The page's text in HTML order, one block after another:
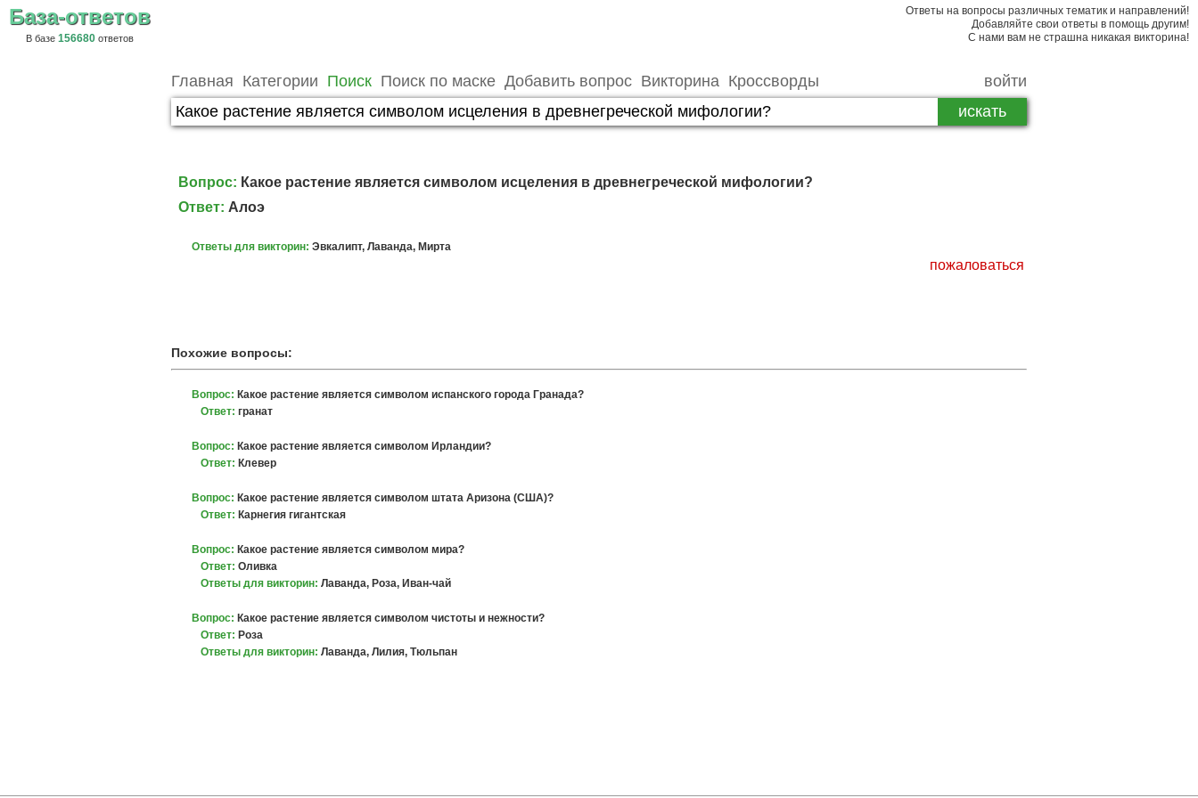
База-ответов
В базе 156680 ответов
Ответы на вопросы различных тематик и направлений!
Добавляйте свои ответы в помощь другим!
С нами вам не страшна никакая викторина!
Главная Категории Поиск Поиск по маске Добавить вопрос Викторина Кроссворды войти
Вопрос: Какое растение является символом исцеления в древнегреческой мифологии?
Ответ: Алоэ
Ответы для викторин: Эвкалипт, Лаванда, Мирта
пожаловаться
Похожие вопросы:
Вопрос: Какое растение является символом испанского города Гранада?
Ответ: гранат
Вопрос: Какое растение является символом Ирландии?
Ответ: Клевер
Вопрос: Какое растение является символом штата Аризона (США)?
Ответ: Карнегия гигантская
Вопрос: Какое растение является символом мира?
Ответ: Оливка
Ответы для викторин: Лаванда, Роза, Иван-чай
Вопрос: Какое растение является символом чистоты и нежности?
Ответ: Роза
Ответы для викторин: Лаванда, Лилия, Тюльпан